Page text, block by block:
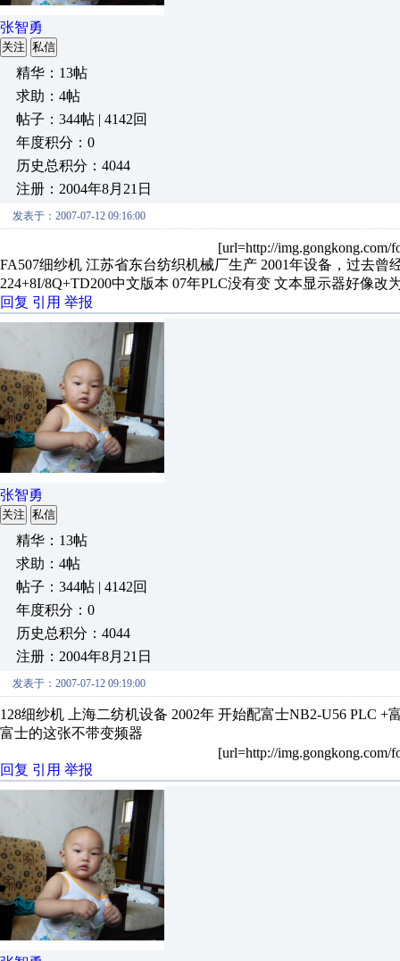
张智勇
关注 私信
精华：13帖
求助：4帖
帖子：344帖 | 4142回
年度积分：0
历史总积分：4044
注册：2004年8月21日
发表于：2007-07-12 09:16:00
[url=http://img.gongkong.com/
FA507细纱机 江苏省东台纺织机械厂生产 2001年设备，过去曾
224+8I/8Q+TD200中文版本 07年PLC没有变 文本显示器好像改
回复 引用 举报
张智勇
关注 私信
精华：13帖
求助：4帖
帖子：344帖 | 4142回
年度积分：0
历史总积分：4044
注册：2004年8月21日
发表于：2007-07-12 09:19:00
128细纱机 上海二纺机设备 2002年 开始配富士NB2-U56 PLC
富士的这张不带变频器
[url=http://img.gongkong.com/
回复 引用 举报